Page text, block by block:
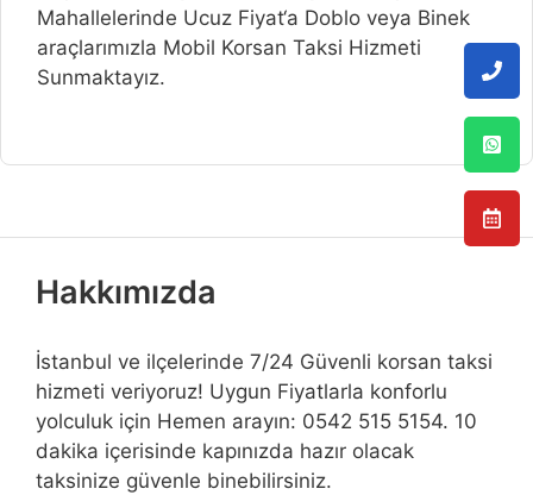
Mahallelerinde Ucuz Fiyat‘a Doblo veya Binek
araçlarımızla Mobil Korsan Taksi Hizmeti
Sunmaktayız.
Hakkımızda
İstanbul ve ilçelerinde 7/24 Güvenli korsan taksi
hizmeti veriyoruz! Uygun Fiyatlarla konforlu
yolculuk için Hemen arayın: 0542 515 5154. 10
dakika içerisinde kapınızda hazır olacak
taksinize güvenle binebilirsiniz.